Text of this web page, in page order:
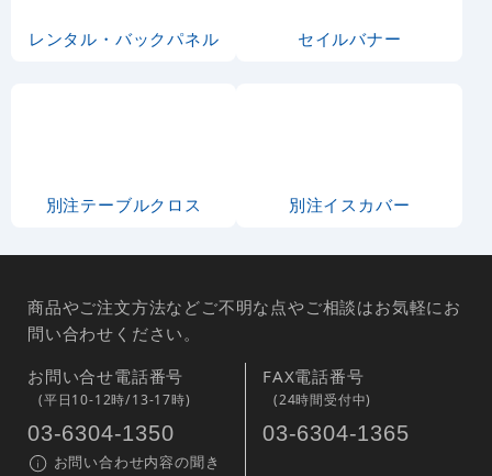
レンタル・バックパネル セイルバナー
別注テーブルクロス 別注イスカバー
商品やご注文方法などご不明な点やご相談はお気軽にお
問い合わせください。
お問い合せ電話番号
(平日10-12時/13-17時)
03-6304-1350
お問い合わせ内容の聞き
FAX電話番号
(24時間受付中)
03-6304-1365